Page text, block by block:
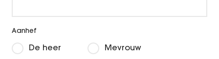
Aanhef
De heer Mevrouw
Vacatures
BookX